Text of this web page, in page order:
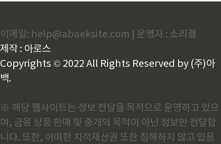
이메일: help@abaeksite.com | 운영자 : 소리결
제작 : 아로스
Copyrights © 2022 All Rights Reserved by (주)아
백.
※ 해당 웹사이트는 정보 전달을 목적으로 운영하고 있으
며, 금융 상품 판매 및 중개의 목적이 아닌 정보만 전달합
니다. 또한, 어떠한 지적재산권 또한 침해하지 않고 있음